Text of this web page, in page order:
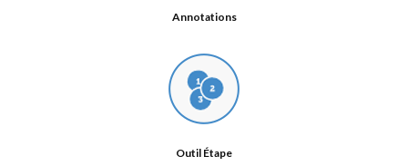
Annotations
Outil Étape